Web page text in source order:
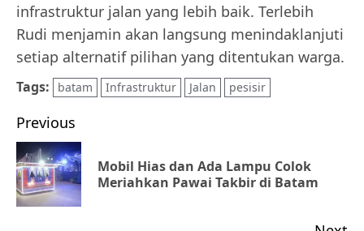
infrastruktur jalan yang lebih baik. Terlebih
Rudi menjamin akan langsung menindaklanjuti
setiap alternatif pilihan yang ditentukan warga.
Tags: batam Infrastruktur Jalan pesisir
Post
navigation
Previous
Mobil Hias dan Ada Lampu Colok
Meriahkan Pawai Takbir di Batam